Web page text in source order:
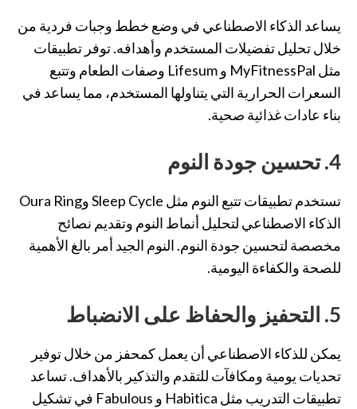
يساعد الذكاء الاصطناعي في وضع خطط وجبات فردية من
خلال تحليل تفضيلات المستخدم وأهدافه. توفر تطبيقات
مثل MyFitnessPal و Lifesum وصفات الطعام وتتبع
السعرات الحرارية التي يتناولها المستخدم، مما يساعد في
بناء عادات غذائية صحية.
4. تحسين جودة النوم
تستخدم تطبيقات تتبع النوم مثل Sleep Cycle وOura Ring
الذكاء الاصطناعي لتحليل أنماط النوم وتقديم نصائح
مخصصة لتحسين جودة النوم. النوم الجيد أمر بالغ الأهمية
للصحة والكفاءة اليومية.
5. التحفيز والحفاظ على الانضباط
يمكن للذكاء الاصطناعي أن يعمل كمحفز من خلال توفير
تحديات يومية ومكافآت للتقدم والتذكير بالأهداف. تساعد
تطبيقات التدريب مثل Habitica و Fabulous في تشكيل